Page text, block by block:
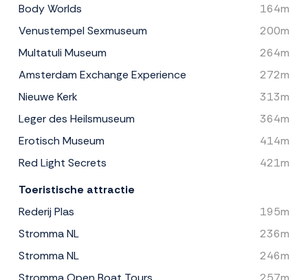
Body Worlds
164m
Venustempel Sexmuseum
200m
Multatuli Museum
264m
Amsterdam Exchange Experience
272m
Nieuwe Kerk
313m
Leger des Heilsmuseum
364m
Erotisch Museum
414m
Red Light Secrets
421m
Toeristische attractie
Rederij Plas
195m
Stromma NL
236m
Stromma NL
246m